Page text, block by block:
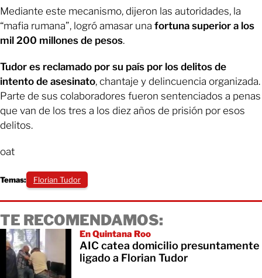
Mediante este mecanismo, dijeron las autoridades, la
“mafia rumana”, logró amasar una fortuna superior a los
mil 200 millones de pesos.
Tudor es reclamado por su país por los delitos de
intento de asesinato, chantaje y delincuencia organizada.
Parte de sus colaboradores fueron sentenciados a penas
que van de los tres a los diez años de prisión por esos
delitos.
oat
Temas: Florian Tudor
TE RECOMENDAMOS:
En Quintana Roo
AIC catea domicilio presuntamente
ligado a Florian Tudor